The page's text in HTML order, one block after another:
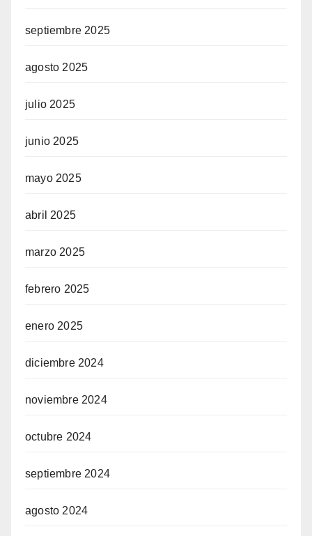
septiembre 2025
agosto 2025
julio 2025
junio 2025
mayo 2025
abril 2025
marzo 2025
febrero 2025
enero 2025
diciembre 2024
noviembre 2024
octubre 2024
septiembre 2024
agosto 2024